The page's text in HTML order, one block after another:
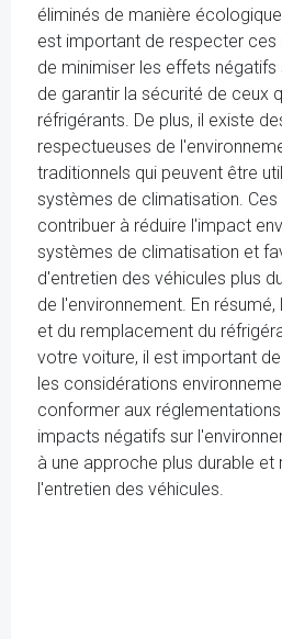
éliminés de manière
est important de respecter ces
de minimiser les effets
de garantir la sécurité de ceux
réfrigérants. De plus, il existe
respectueuses de
traditionnels qui peuvent être
systèmes de climatisation.
contribuer à réduire l'impact
systèmes de climatisation et
d'entretien des véhicules plus
de l'environnement. En
et du remplacement du
votre voiture, il est important
les considérations
conformer aux
impacts négatifs sur
à une approche plus durable et
l'entretien des véhicules.